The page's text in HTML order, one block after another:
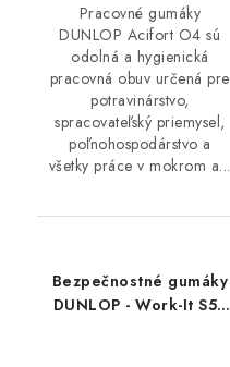
Pracovné gumáky
DUNLOP Acifort O4 sú
odolná a hygienická
pracovná obuv určená pre
potravinárstvo,
spracovateľský priemysel,
poľnohospodárstvo a
všetky práce v mokrom a...
Bezpečnostné gumáky
DUNLOP - Work-It S5 -